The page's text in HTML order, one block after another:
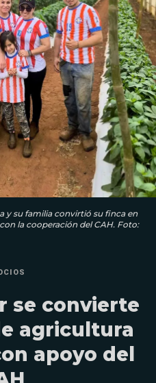
y su familia convirtió su finca en
la cooperación del CAH. Foto:
se convierte
agricultura
apoyo del